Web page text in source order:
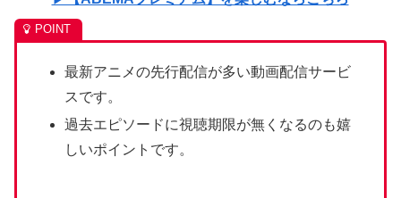
最新アニメの先行配信が多い動画配信サービ
スです。
過去エピソードに視聴期限が無くなるのも嬉
しいポイントです。